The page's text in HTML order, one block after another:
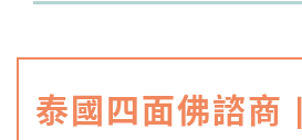
泰國四面佛諮商